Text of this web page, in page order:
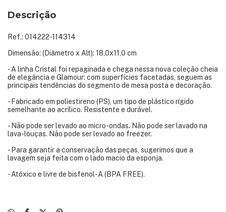
Descrição
Ref.: 014222-114314
Dimensão: (Diâmetro x Alt): 18,0x11,0 cm
- A linha Cristal foi repaginada e chega nessa nova coleção cheia
de elegância e Glamour: com superfícies facetadas, seguem as
principais tendências do segmento de mesa posta e decoração.
- Fabricado em poliestireno (PS), um tipo de plástico rígido
semelhante ao acrílico. Resistente e durável.
- Não pode ser levado ao micro-ondas. Não pode ser lavado na
lava-louças. Não pode ser levado ao freezer.
- Para garantir a conservação das peças, sugerimos que a
lavagem seja feita com o lado macio da esponja.
- Atóxico e livre de bisfenol-A (BPA FREE).